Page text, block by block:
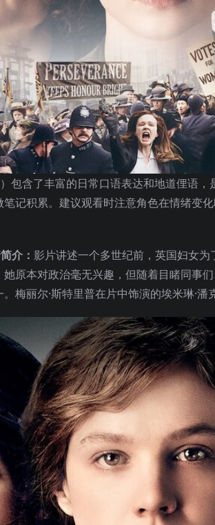
包含了丰富的日常口语表达和地道俚语
记积累。建议观看时注意角色在情绪变
介： 影片讲述一个多世纪前，英国妇女
原本对政治毫无兴趣，但随着目睹同事
梅丽尔·斯特里普在片中饰演的埃米琳·潘